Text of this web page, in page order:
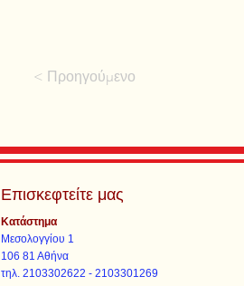
< Προηγούμενο
Επισκεφτείτε μας
Κατάστημα
Μεσολογγίου 1
106 81 Αθήνα
τηλ. 2103302622 - 2103301269